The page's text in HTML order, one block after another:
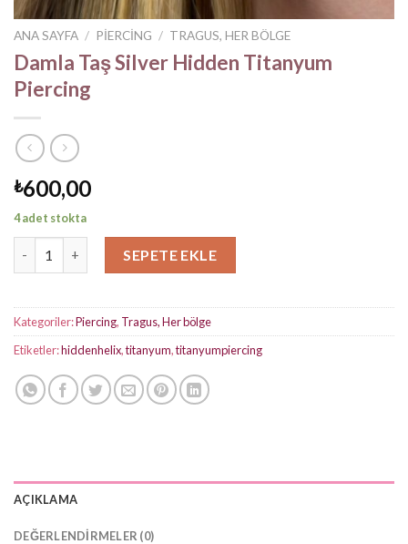
ANA SAYFA / PIERCING / TRAGUS, HER BÖLGE
Damla Taş Silver Hidden Titanyum
Piercing
₺600,00
4 adet stokta
SEPETE EKLE
Kategoriler:Piercing, Tragus, Her bölge
Etiketler:hiddenhelix,titanyum,titanyumpiercing
AÇIKLAMA
DEĞERLENDIRMELER (0)